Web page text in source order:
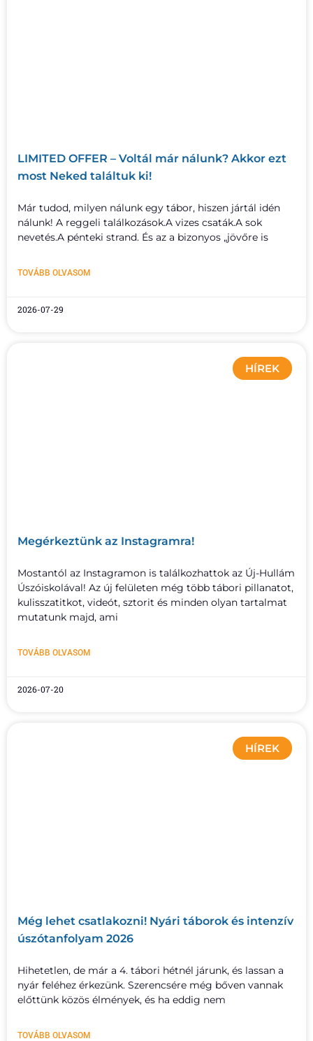
LIMITED OFFER – Voltál már nálunk? Akkor ezt
most Neked találtuk ki!
Már tudod, milyen nálunk egy tábor, hiszen jártál idén
nálunk! A reggeli találkozások.A vizes csaták.A sok
nevetés.A pénteki strand. És az a bizonyos „jövőre is
TOVÁBB OLVASOM
2026-07-29
HÍREK
Megérkeztünk az Instagramra!
Mostantól az Instagramon is találkozhattok az Új-Hullám
Úszóiskolával! Az új felületen még több tábori pillanatot,
kulisszatitkot, videót, sztorit és minden olyan tartalmat
mutatunk majd, ami
TOVÁBB OLVASOM
2026-07-20
HÍREK
Még lehet csatlakozni! Nyári táborok és intenzív
úszótanfolyam 2026
Hihetetlen, de már a 4. tábori hétnél járunk, és lassan a
nyár feléhez érkezünk. Szerencsére még bőven vannak
előttünk közös élmények, és ha eddig nem
TOVÁBB OLVASOM